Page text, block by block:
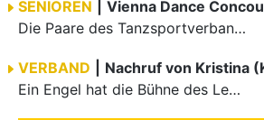
SENIOREN
Vienna Dance
Die Paare des Tanzsportverbandes Baden-Württemberg (TBW) glänzten auf dem internationalen Parkett des Vienna Dance Concourse 2026 im Wiener Rathaus mit hervorragenden Platzierungen Ergebnisse unter: …
VERBAND
Nachruf von Kristina
Ein Engel hat die Bühne des Lebens verlassen. Viel zu früh, plötzlich und für uns alle unfassbar, wurde unsere geliebte Kristina (Krissi) Flaig im Alter von 36 Jahren aus dem Leben gerissen. Das Tanzen…